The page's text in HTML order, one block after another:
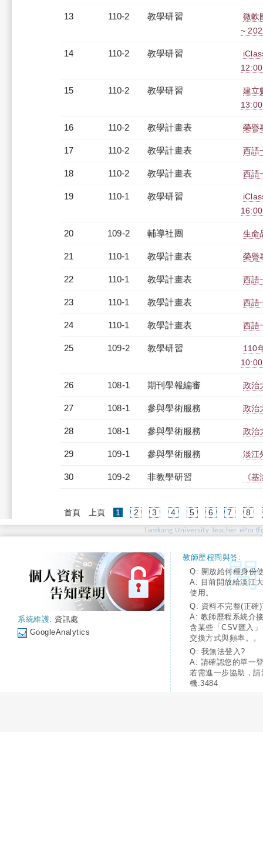
13 110-2 教學研習
微軟
~
14 110-2 教學研習
15 110-2 教學研習
建立
16 110-2 教學計畫表 榮譽
17 110-2 教學計畫表 西語
18 110-2 教學計畫表 西語
19 110-1 教學研習
20 109-2 輔導社團 生命
21 110-1 教學計畫表 榮譽
22 110-1 教學計畫表 西語
23 110-1 教學計畫表 西語
24 110-1 教學計畫表 西語
25 109-2 教學研習
110
26 108-1 期刊學報編審 政治
27 108-1 參與學術服務 政治
28 108-1 參與學術服務 政治
29 109-1 參與學術服務 淡江
30 109-2 非教學研習 《
首頁 上頁 1 (current)
2 3 4 5 6 7 8
Tamkang University Teacher
系統維護: 資訊處
GoogleAnalytics
教師歷程問與答:
Q: 開放給何種身份
A: 目前開放給淡江
使用。
Q: 資料不完整(正確
A: 教師歷程系統介
含某些「CSV匯入
交換方式與頻率。。
Q: 我無法登入?
A: 請確認您的單一
若需進一步協助，
機:3484